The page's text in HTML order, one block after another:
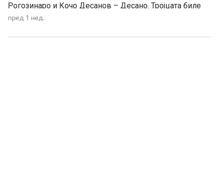
Рогозинаро и Кочо Десанов – Десано. Тројцата биле
истакнати учесници во македонското
на антифашистичкиот отпор во Битолско. На 21 јули
пред 1 нед.